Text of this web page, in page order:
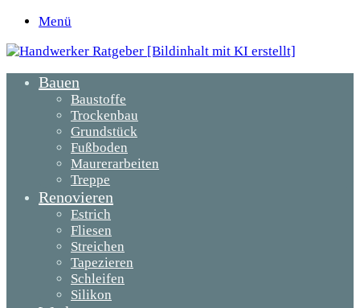
Menü
Bauen
Baustoffe
Trockenbau
Grundstück
Fußboden
Maurerarbeiten
Treppe
Renovieren
Estrich
Fliesen
Streichen
Tapezieren
Schleifen
Silikon